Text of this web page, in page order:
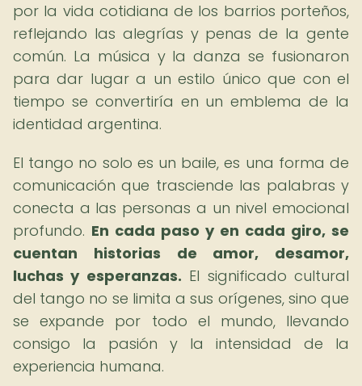
por la vida cotidiana de los barrios porteños,
reflejando las alegrías y penas de la gente
común. La música y la danza se fusionaron
para dar lugar a un estilo único que con el
tiempo se convertiría en un emblema de la
identidad argentina.
El tango no solo es un baile, es una forma de
comunicación que trasciende las palabras y
conecta a las personas a un nivel emocional
profundo. En cada paso y en cada giro, se
cuentan historias de amor, desamor,
luchas y esperanzas. El significado cultural
del tango no se limita a sus orígenes, sino que
se expande por todo el mundo, llevando
consigo la pasión y la intensidad de la
experiencia humana.